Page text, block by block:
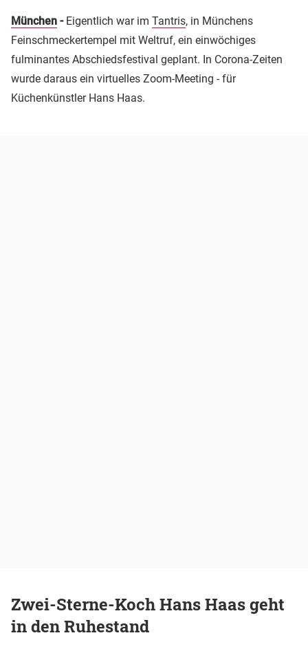
München -Eigentlich war im Tantris, in Münchens
Feinschmeckertempel mit Weltruf, ein einwöchiges
fulminantes Abschiedsfestival geplant. In Corona-Zeiten
wurde daraus ein virtuelles Zoom-Meeting - für
Küchenkünstler Hans Haas.
Zwei-Sterne-Koch Hans Haas geht
in den Ruhestand